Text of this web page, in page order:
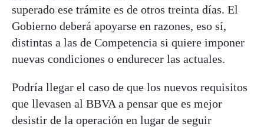
superado ese trámite es de otros treinta días. El
Gobierno deberá apoyarse en razones, eso sí,
distintas a las de Competencia si quiere imponer
nuevas condiciones o endurecer las actuales.
Podría llegar el caso de que los nuevos requisitos
que llevasen al BBVA a pensar que es mejor
desistir de la operación en lugar de seguir